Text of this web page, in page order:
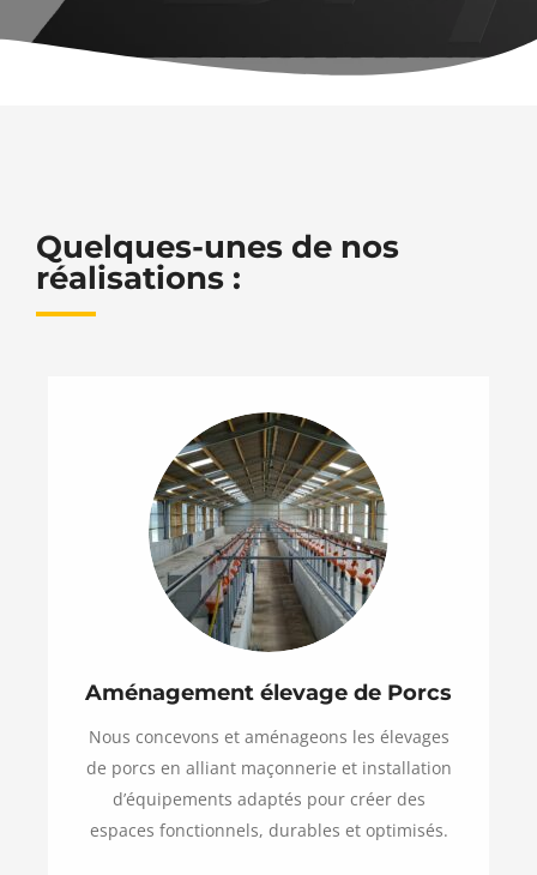
Quelques-unes de nos
réalisations :
Aménagement élevage de Porcs
Nous concevons et aménageons les élevages
de porcs en alliant maçonnerie et installation
d’équipements adaptés pour créer des
espaces fonctionnels, durables et optimisés.